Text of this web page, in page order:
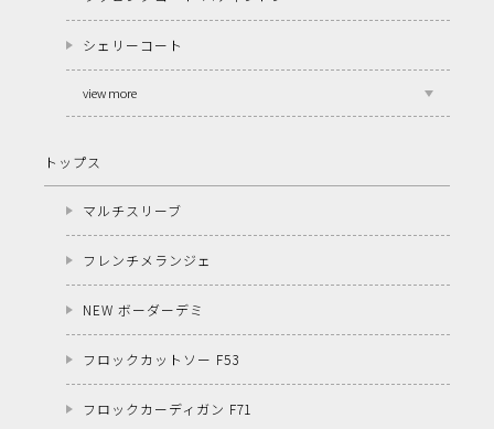
シェリーコート
view more
トップス
マルチスリーブ
フレンチメランジェ
NEW ボーダーデミ
フロックカットソー F53
フロックカーディガン F71